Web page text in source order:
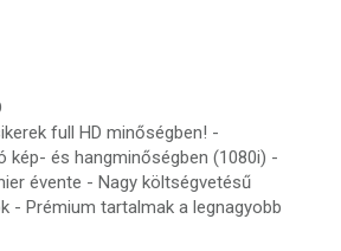
full HD minőségben! -
kép- és hangminőségben (1080i) -
évente - Nagy költségvetésű
- Prémium tartalmak a legnagyobb